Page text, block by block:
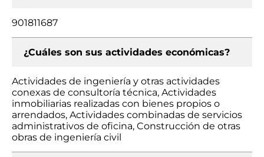
901811687
¿Cuáles son sus actividades económicas?
Actividades de ingeniería y otras actividades
conexas de consultoría técnica, Actividades
inmobiliarias realizadas con bienes propios o
arrendados, Actividades combinadas de servicios
administrativos de oficina, Construcción de otras
obras de ingeniería civil